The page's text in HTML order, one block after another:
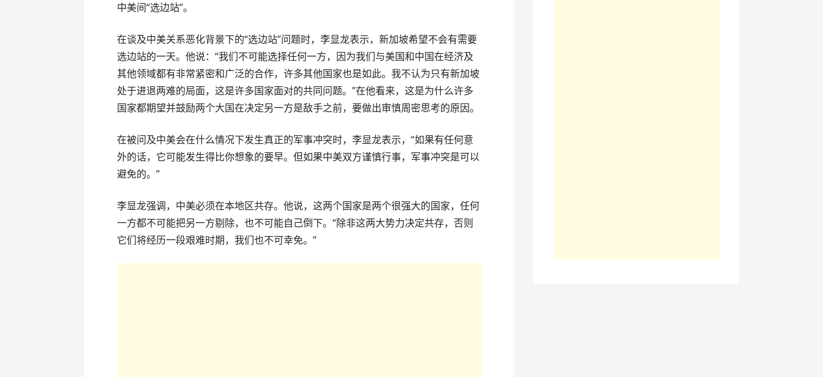
中美间“选边站”。
在谈及中美关系恶化背景下的“选边站”问题时，李显龙表示，新加坡希望不会有需要
选边站的一天。他说：“我们不可能选择任何一方，因为我们与美国和中国在经济及
其他领域都有非常紧密和广泛的合作，许多其他国家也是如此。我不认为只有新加坡
处于进退两难的局面，这是许多国家面对的共同问题。”在他看来，这是为什么许多
国家都期望并鼓励两个大国在决定另一方是敌手之前，要做出审慎周密思考的原因。
在被问及中美会在什么情况下发生真正的军事冲突时，李显龙表示，“如果有任何意
外的话，它可能发生得比你想象的要早。但如果中美双方谨慎行事，军事冲突是可以
避免的。”
李显龙强调，中美必须在本地区共存。他说，这两个国家是两个很强大的国家，任何
一方都不可能把另一方剔除，也不可能自己倒下。“除非这两大势力决定共存，否则
它们将经历一段艰难时期，我们也不可幸免。”